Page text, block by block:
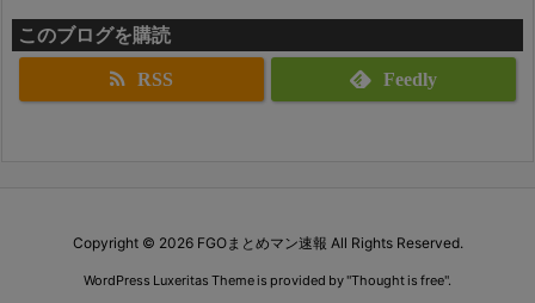
このブログを購読
RSS Feedly
Copyright © 2026 FGOまとめマン速報 All Rights Reserved.
WordPress Luxeritas Theme is provided by "Thought is free".